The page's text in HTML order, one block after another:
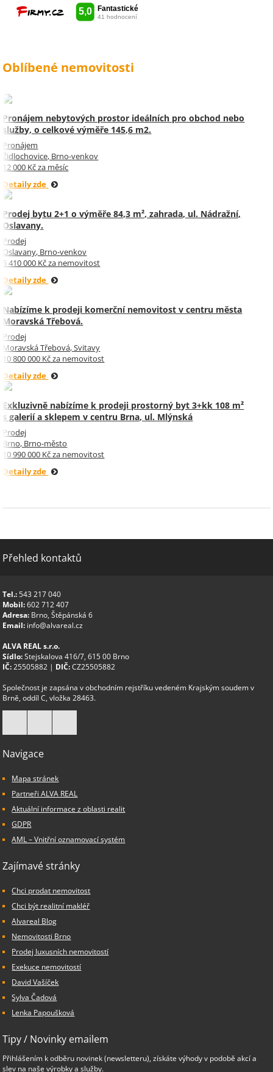
Oblíbené nemovitosti
Pronájem nebytových prostor ideálních pro obchod nebo
služby, o celkové výměře 145,6 m2.
Pronájem
Židlochovice, Brno-venkov
12 000 Kč za měsíc
Detaily zde
Prodej bytu 2+1 o výměře 84,3 m², zahrada, ul. Nádražní,
Oslavany.
Prodej
Oslavany, Brno-venkov
5 410 000 Kč za nemovitost
Detaily zde
Nabízíme k prodeji komerční nemovitost v centru města
Moravská Třebová.
Prodej
Moravská Třebová, Svitavy
10 800 000 Kč za nemovitost
Detaily zde
Exkluzivně nabízíme k prodeji prostorný byt 3+kk 108 m²
s galerií a sklepem v centru Brna, ul. Mlýnská
Prodej
Brno, Brno-město
10 990 000 Kč za nemovitost
Detaily zde
Přehled kontaktů
Tel.:543 217 040
Mobil:602 712 407
Adresa: Brno, Štěpánská 6
Email: info@alvareal.cz
ALVA REAL s.r.o.
Sídlo:Stejskalova 416/7, 615 00 Brno
IČ:25505882 | DIČ:CZ25505882
Společnost je zapsána v obchodním rejstříku vedeném Krajským soudem v
Brně, oddíl C, vložka 28463.
Navigace
Mapa stránek
Partneři ALVA REAL
Aktuální informace z oblasti realit
GDPR
AML – Vnitřní oznamovací systém
Zajímavé stránky
Chci prodat nemovitost
Chci být realitní makléř
Alvareal Blog
Nemovitosti Brno
Prodej luxusních nemovitostí
Exekuce nemovitostí
David Vašíček
Sylva Čadová
Lenka Papoušková
Tipy / Novinky emailem
Přihlášením k odběru novinek (newsletteru), získáte výhody v podobě akcí a
slev na naše výrobky a služby.